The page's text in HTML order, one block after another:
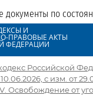
документы по
И
ПРАВОВЫЕ АКТЫ
ФЕДЕРАЦИИ
Российской
с изм. от
Освобождение от